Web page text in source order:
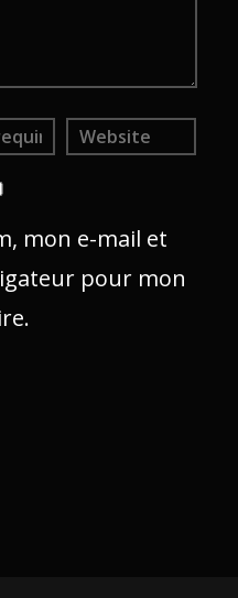
mon e-mail et
pour mon